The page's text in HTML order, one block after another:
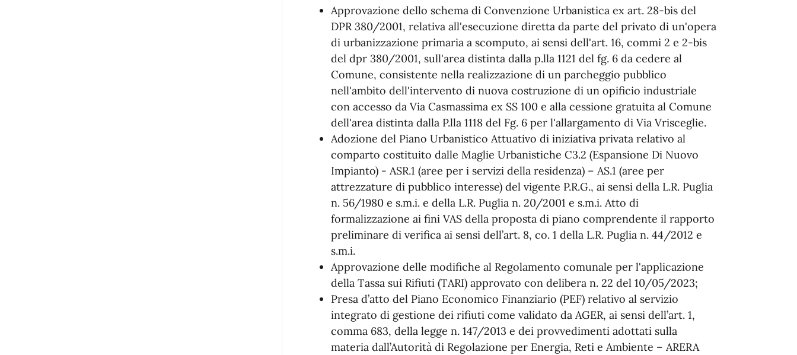
Approvazione dello schema di Convenzione Urbanistica ex art. 28-bis del
DPR 380/2001, relativa all'esecuzione diretta da parte del privato di un'opera
di urbanizzazione primaria a scomputo, ai sensi dell'art. 16, commi 2 e 2-bis
del dpr 380/2001, sull'area distinta dalla p.lla 1121 del fg. 6 da cedere al
Comune, consistente nella realizzazione di un parcheggio pubblico
nell'ambito dell'intervento di nuova costruzione di un opificio industriale
con accesso da Via Casmassima ex SS 100 e alla cessione gratuita al Comune
dell'area distinta dalla P.lla 1118 del Fg. 6 per l'allargamento di Via Vrisceglie.
Adozione del Piano Urbanistico Attuativo di iniziativa privata relativo al
comparto costituito dalle Maglie Urbanistiche C3.2 (Espansione Di Nuovo
Impianto) - ASR.1 (aree per i servizi della residenza) – AS.1 (aree per
attrezzature di pubblico interesse) del vigente P.R.G., ai sensi della L.R. Puglia
n. 56/1980 e s.m.i. e della L.R. Puglia n. 20/2001 e s.m.i. Atto di
formalizzazione ai fini VAS della proposta di piano comprendente il rapporto
preliminare di verifica ai sensi dell’art. 8, co. 1 della L.R. Puglia n. 44/2012 e
s.m.i.
Approvazione delle modifiche al Regolamento comunale per l'applicazione
della Tassa sui Rifiuti (TARI) approvato con delibera n. 22 del 10/05/2023;
Presa d’atto del Piano Economico Finanziario (PEF) relativo al servizio
integrato di gestione dei rifiuti come validato da AGER, ai sensi dell’art. 1,
comma 683, della legge n. 147/2013 e dei provvedimenti adottati sulla
materia dall’Autorità di Regolazione per Energia, Reti e Ambiente – ARERA